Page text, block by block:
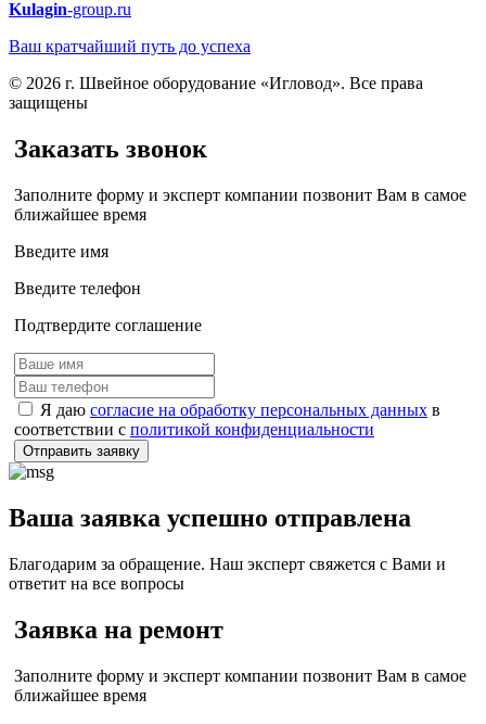
Kulagin-group.ru
Ваш кратчайший путь до успеха
© 2026 г. Швейное оборудование «Игловод». Все права
защищены
Заказать звонок
Заполните форму и эксперт компании позвонит Вам в самое
ближайшее время
Введите имя
Введите телефон
Подтвердите соглашение
Я даю согласие на обработку персональных данных в
соответствии с политикой конфиденциальности
Отправить заявку
Ваша заявка успешно отправлена
Благодарим за обращение. Наш эксперт свяжется с Вами и
ответит на все вопросы
Заявка на ремонт
Заполните форму и эксперт компании позвонит Вам в самое
ближайшее время